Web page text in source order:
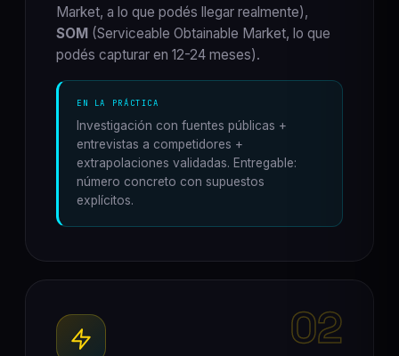
Market, a lo que podés llegar realmente),
SOM (Serviceable Obtainable Market, lo que
podés capturar en 12-24 meses).
EN LA PRÁCTICA
Investigación con fuentes públicas +
entrevistas a competidores +
extrapolaciones validadas. Entregable:
número concreto con supuestos
explícitos.
02